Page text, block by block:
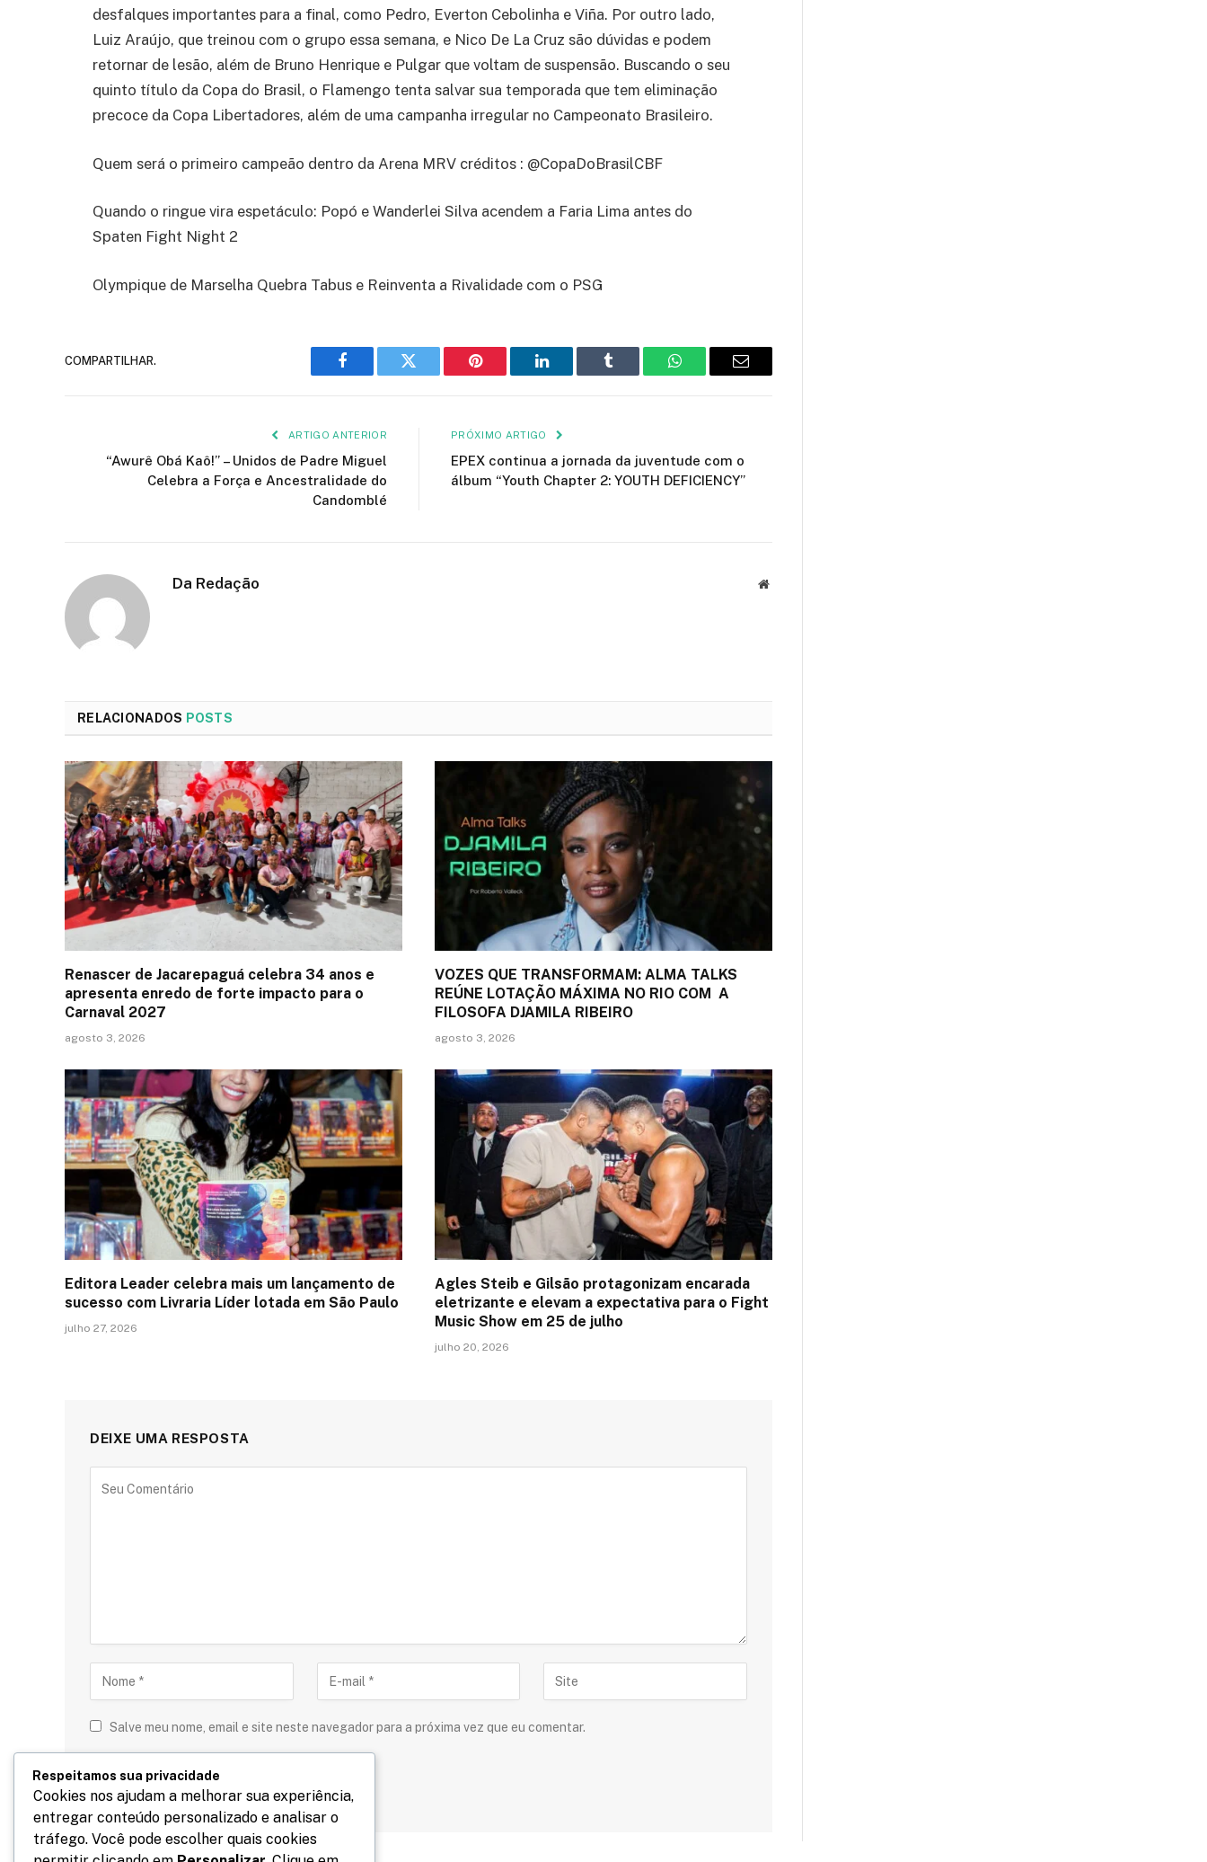
desfalques importantes para a final, como Pedro, Everton Cebolinha e Viña. Por outro lado,
Luiz Araújo, que treinou com o grupo essa semana, e Nico De La Cruz são dúvidas e podem
retornar de lesão, além de Bruno Henrique e Pulgar que voltam de suspensão. Buscando o seu
quinto título da Copa do Brasil, o Flamengo tenta salvar sua temporada que tem eliminação
precoce da Copa Libertadores, além de uma campanha irregular no Campeonato Brasileiro.
Quem será o primeiro campeão dentro da Arena MRV créditos : @CopaDoBrasilCBF
Quando o ringue vira espetáculo: Popó e Wanderlei Silva acendem a Faria Lima antes do
Spaten Fight Night 2
Olympique de Marselha Quebra Tabus e Reinventa a Rivalidade com o PSG
COMPARTILHAR.
Facebook Twitter Pinterest LinkedIn Tumblr WhatsAppE-
ARTIGO ANTERIOR
“Awurê Obá Kaô!” – Unidos de Padre Miguel
Celebra a Força e Ancestralidade do
Candomblé
PRÓXIMO ARTIGO
EPEX continua a jornada da juventude com o
álbum “Youth Chapter 2: YOUTH DEFICIENCY”
Da Redação Site
RELACIONADOS POSTS
Renascer de Jacarepaguá celebra 34 anos e
apresenta enredo de forte impacto para o
Carnaval 2027
agosto 3, 2026
VOZES QUE TRANSFORMAM: ALMA TALKS
REÚNE LOTAÇÃO MÁXIMA NO RIO COM A
FILOSOFA DJAMILA RIBEIRO
agosto 3, 2026
Editora Leader celebra mais um lançamento de
sucesso com Livraria Líder lotada em São Paulo
julho 27, 2026
Agles Steib e Gilsão protagonizam encarada
eletrizante e elevam a expectativa para o Fight
Music Show em 25 de julho
julho 20, 2026
DEIXE UMA RESPOSTA
Salve meu nome, email e site neste navegador para a próxima vez que eu comentar.
Respeitamos sua privacidade
Cookies nos ajudam a melhorar sua experiência,
entregar conteúdo personalizado e analisar o
tráfego. Você pode escolher quais cookies